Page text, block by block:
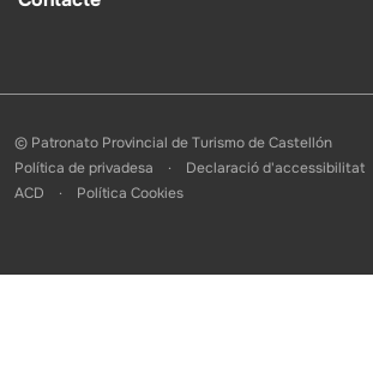
© Patronato Provincial de Turismo de Castellón
Política de privadesa
Declaració d'accessibilitat
ACD
Política Cookies